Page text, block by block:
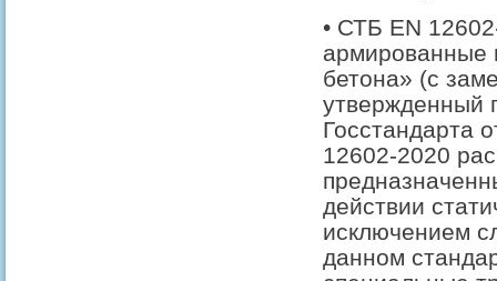
• СТБ EN
армированные
бетона» (с
утвержденный
Госстандарта
12602-2020
действии
исключением
данном